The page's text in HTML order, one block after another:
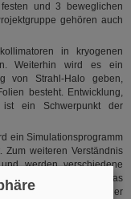
und 3 beweglichen
gehören auch
in kryogenen
Weiterhin wird es ein
von Strahl-Halo geben,
besteht. Entwicklung,
ist ein Schwerpunkt der
ein Simulationsprogramm
Zum weiteren Verständnis
werden verschiedene
Es ist das
(kryogener